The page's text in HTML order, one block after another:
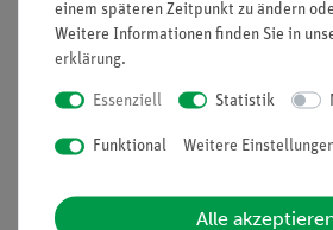
Media / Downloads
einem späteren Zeitpunkt zu ändern
Weitere Informationen finden Sie in
erklärung.
Essenziell Statistik
Funktional Weitere
Alle